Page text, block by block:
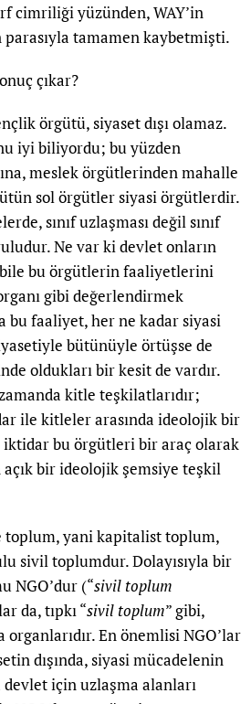
cimriliği yüzünden, WAY’in
tamamen kaybetmişti.
çıkar?
örgütü, siyaset dışı olamaz.
iyi biliyordu; bu yüzden
meslek örgütlerinden mahalle
sol örgütler siyasi örgütlerdir.
sınıf uzlaşması değil sınıf
Ne var ki devlet onların
bu örgütlerin faaliyetlerini
gibi değerlendirmek
faaliyet, her ne kadar siyasi
bütünüyle örtüşse de
oldukları bir kesit de vardır.
kitle teşkilatlarıdır;
ile kitleler arasında ideolojik bir
iktidar bu örgütleri bir araç olarak
bir ideolojik şemsiye teşkil
toplum, yani kapitalist toplum,
sivil toplumdur. Dolayısıyla bir
NGO’dur (“sivil toplum
da, tıpkı “sivil toplum” gibi,
organlarıdır. En önemlisi NGO’lar
dışında, siyasi mücadelenin
devlet için uzlaşma alanları